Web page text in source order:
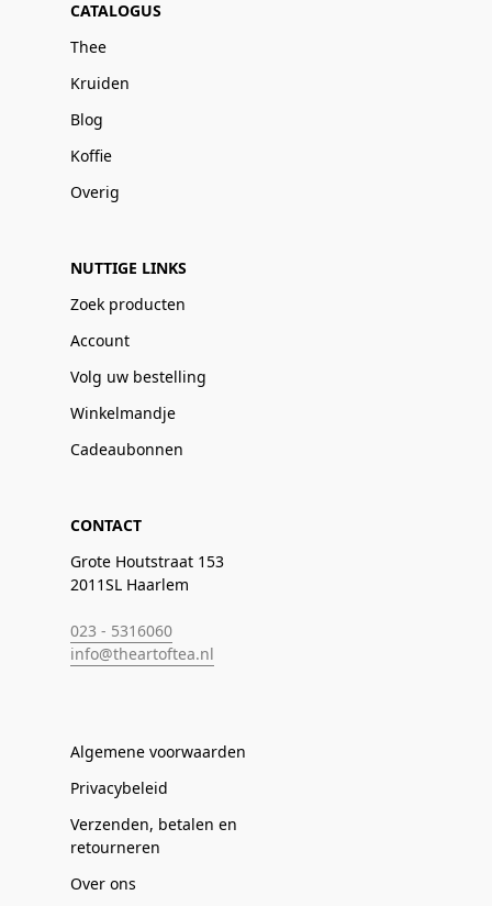
CATALOGUS
Thee
Kruiden
Blog
Koffie
Overig
NUTTIGE LINKS
Zoek producten
Account
Volg uw bestelling
Winkelmandje
Cadeaubonnen
CONTACT
Grote Houtstraat 153
2011SL Haarlem
023 - 5316060
info@theartoftea.nl
Algemene voorwaarden
Privacybeleid
Verzenden, betalen en
retourneren
Over ons